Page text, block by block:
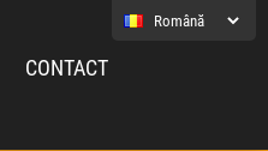
CONTACT